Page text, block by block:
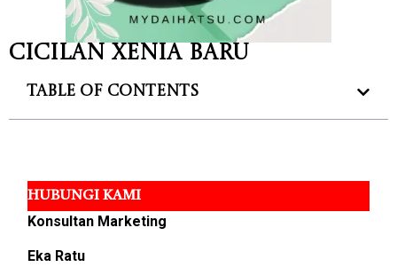
Cicilan Xenia baru
Table of Contents
HUBUNGI KAMI
Konsultan Marketing
Eka Ratu